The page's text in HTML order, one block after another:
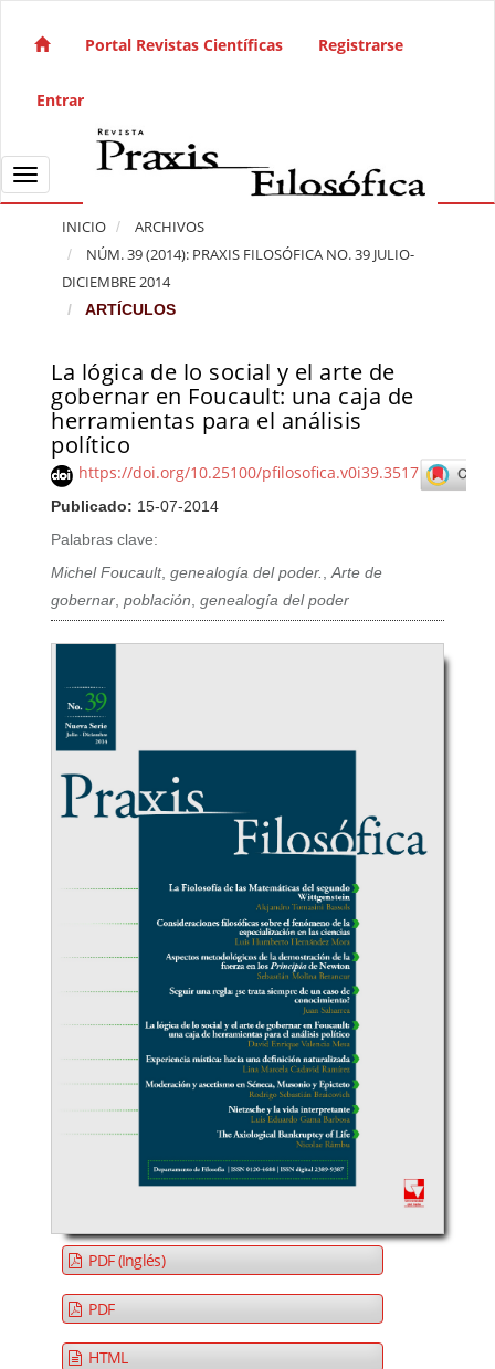
Navegación principal
Barra lateral
Portal Revistas Científicas Registrarse
Entrar
Toggle navigation
INICIO
ARCHIVOS
NÚM. 39 (2014): PRAXIS FILOSÓFICA NO. 39 JULIO-
DICIEMBRE 2014
ARTÍCULOS
La lógica de lo social y el arte de
gobernar en Foucault: una caja de
herramientas para el análisis
político
https://doi.org/10.25100/pfilosofica.v0i39.3517
Publicado: 15-07-2014
Palabras clave:
Michel Foucault,genealogía del poder.,Arte de
gobernar,población,genealogía del poder
Barra lateral del artículo
PDF (Inglés)
PDF
HTML